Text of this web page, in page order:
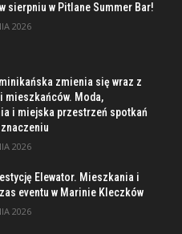
sierpniu w Pitlane Summer Bar!
2026
zmienia się wraz z
mieszkańców. Moda,
i miejska przestrzeń spotkań
2026
Elewator. Mieszkania i
eventu w Marinie Kleczków
2026